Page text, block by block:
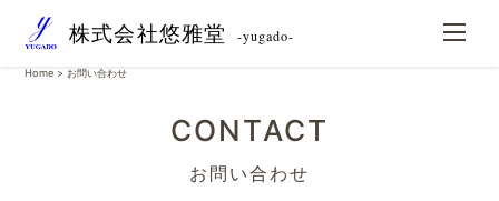
株式会社悠雅堂 -yugado-
Home > お問い合わせ
CONTACT
お問い合わせ